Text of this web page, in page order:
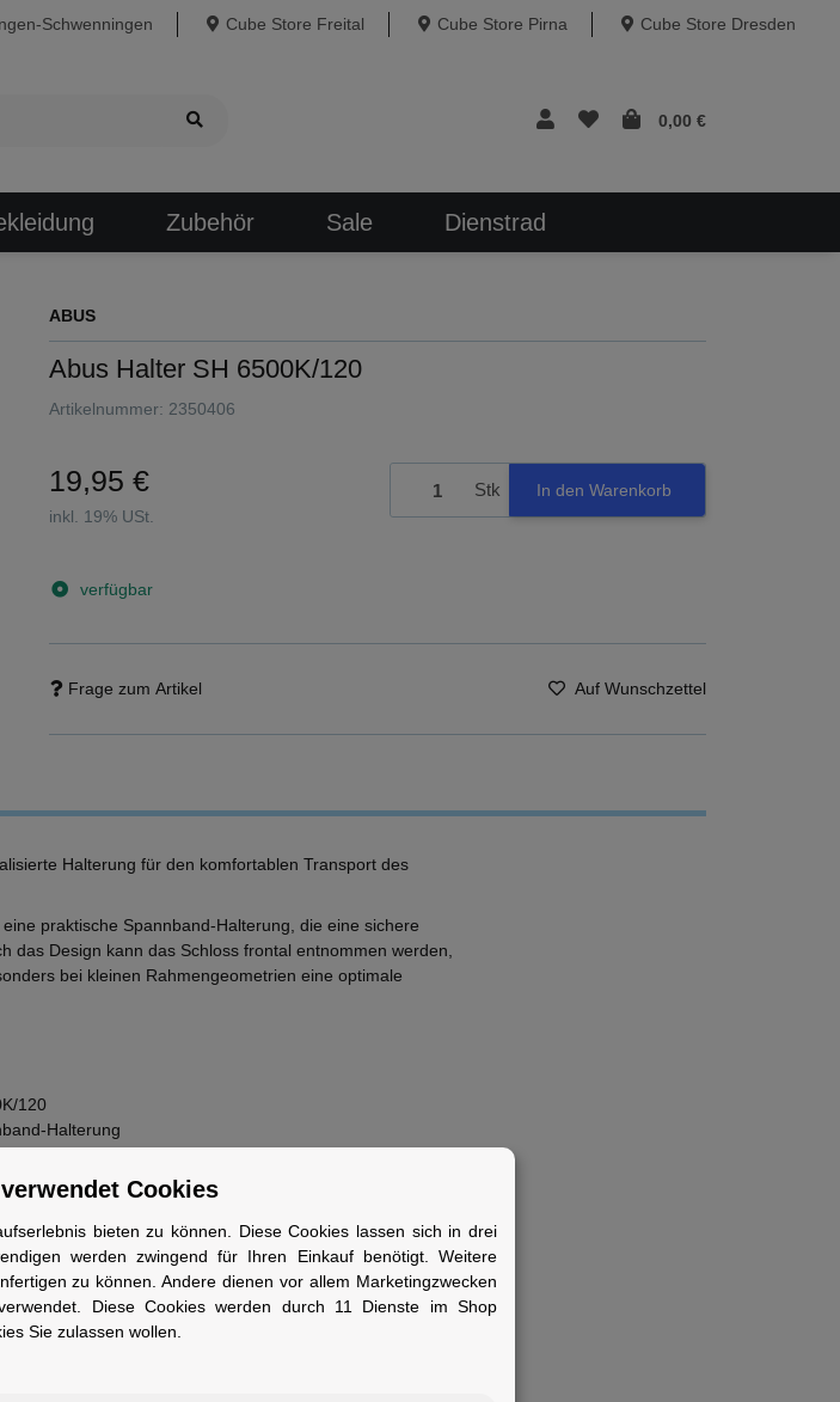
Schwenningen Cube Store Freital Cube Store Pirna Cube Store Dresden
0,00 €
Zubehör Sale Dienstrad
ABUS
Abus Halter SH 6500K/120
Artikelnummer: 2350406
19,95 €
inkl. 19% USt.
verfügbar
Stk In den Warenkorb
Frage zum Artikel Auf Wunschzettel
Halterung für den komfortablen Transport des
praktische Spannband-Halterung, die eine sichere
das Design kann das Schloss frontal entnommen werden,
bei kleinen Rahmengeometrien eine optimale
120
Halterung
platzsparend und ohne Werkzeug am Rahmen
Cookies
bieten zu können. Diese Cookies lassen sich in drei
werden zwingend für Ihren Einkauf benötigt. Weitere
zu können. Andere dienen vor allem Marketingzwecken
Diese Cookies werden durch 11 Dienste im Shop
Sie zulassen wollen.